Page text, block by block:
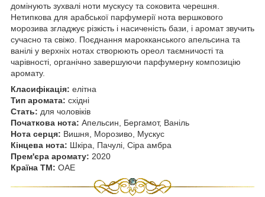
домінують зухвалі ноти мускусу та соковита черешня.
Нетипкова для арабської парфумерії нота вершкового
морозива згладжує різкість і насиченість бази, і аромат звучить
сучасно та свіжо. Поєднання марокканського апельсина та
ванілі у верхніх нотах створюють ореол таємничості та
чарівності, органічно завершуючи парфумерну композицію
аромату.
Класифікація: елітна
Тип аромата: східні
Стать: для чоловіків
Початкова нота: Апельсин, Бергамот, Ваніль
Нота серця: Вишня, Морозиво, Мускус
Кінцева нота: Шкіра, Пачулі, Сіра амбра
Прем'єра аромату: 2020
Країна ТМ: ОАЕ